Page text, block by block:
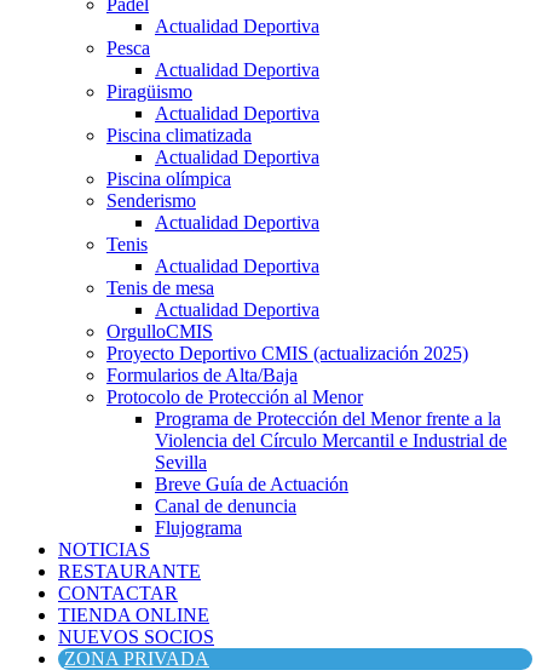
Actualidad Deportiva
Pesca
Actualidad Deportiva
Piragüismo
Actualidad Deportiva
Piscina climatizada
Actualidad Deportiva
Piscina olímpica
Senderismo
Actualidad Deportiva
Tenis
Actualidad Deportiva
Tenis de mesa
Actualidad Deportiva
OrgulloCMIS
Proyecto Deportivo CMIS (actualización 2025)
Formularios de Alta/Baja
Protocolo de Protección al Menor
Programa de Protección del Menor frente a la
Violencia del Círculo Mercantil e Industrial de
Sevilla
Breve Guía de Actuación
Canal de denuncia
Flujograma
NOTICIAS
RESTAURANTE
CONTACTAR
TIENDA ONLINE
NUEVOS SOCIOS
ZONA PRIVADA